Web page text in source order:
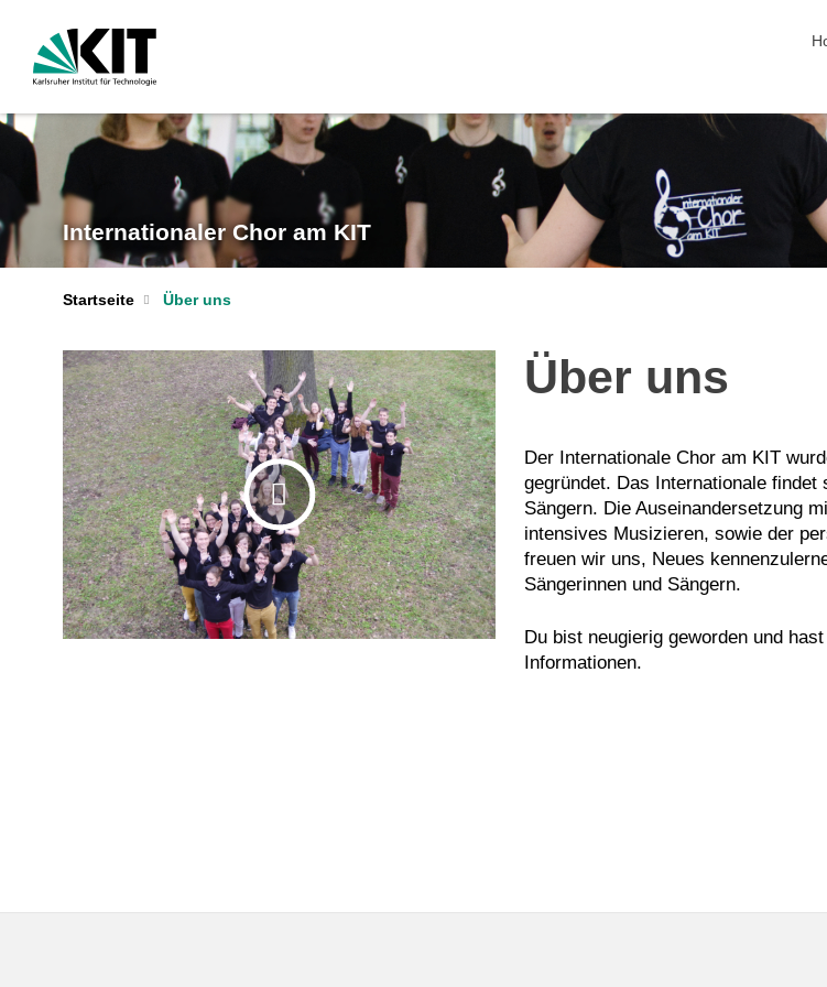
Internationaler Chor am KIT
Startseite Über uns
Über uns
Der Internationale Chor am KIT
gegründet. Das Internationale
Sängern. Die Auseinandersetzung
intensives Musizieren, sowie der
freuen wir uns, Neues
Sängerinnen und Sängern.
Du bist neugierig geworden und
Informationen.